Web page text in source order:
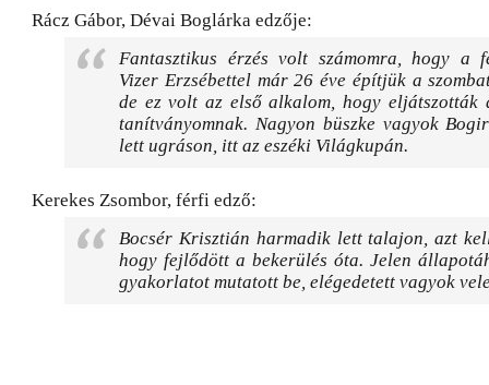
Rácz Gábor, Dévai Boglárka edzője:
Fantasztikus érzés volt számomra, hogy a
Vizer Erzsébettel már 26 éve építjük a
de ez volt az első alkalom, hogy eljátszották
tanítványomnak. Nagyon büszke vagyok
lett ugráson, itt az eszéki Világkupán.
Kerekes Zsombor, férfi edző:
Bocsér Krisztián harmadik lett talajon, azt
hogy fejlődött a bekerülés óta. Jelen
gyakorlatot mutatott be, elégedetett vagyok